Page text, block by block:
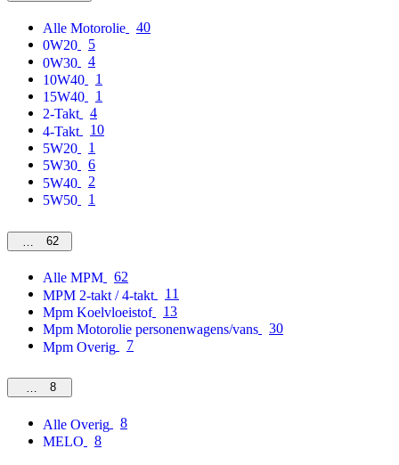
Alle Motorolie
40
0W20
5
0W30
4
10W40
1
15W40
1
2-Takt
4
4-Takt
10
5W20
1
5W30
6
5W40
2
5W50
1
MPM62
Alle MPM
62
MPM 2-takt / 4-takt
11
Mpm Koelvloeistof
13
Mpm Motorolie personenwagens/vans
30
Mpm Overig
7
Overig
8
Alle Overig
8
MELO
8